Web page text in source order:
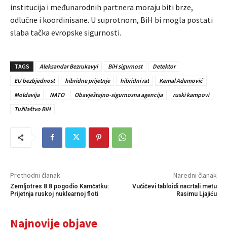
institucija i međunarodnih partnera moraju biti brze,
odlučne i koordinisane. U suprotnom, BiH bi mogla postati
slaba tačka evropske sigurnosti.
TAGS Aleksandar Bezrukavyi BiH sigurnost
Detektor
EU bezbjednost
hibridne prijetnje hibridni rat
Kemal Ademović
Moldavija
NATO Obavještajno-sigurnosna agencija
ruski kampovi
Tužilaštvo BiH
Prethodni članak
Zemljotres 8.8 pogodio Kamčatku:
Prijetnja ruskoj nuklearnoj floti
Naredni članak
Vučićevi tabloidi nacrtali metu
Rasimu Ljajiću
Najnovije objave